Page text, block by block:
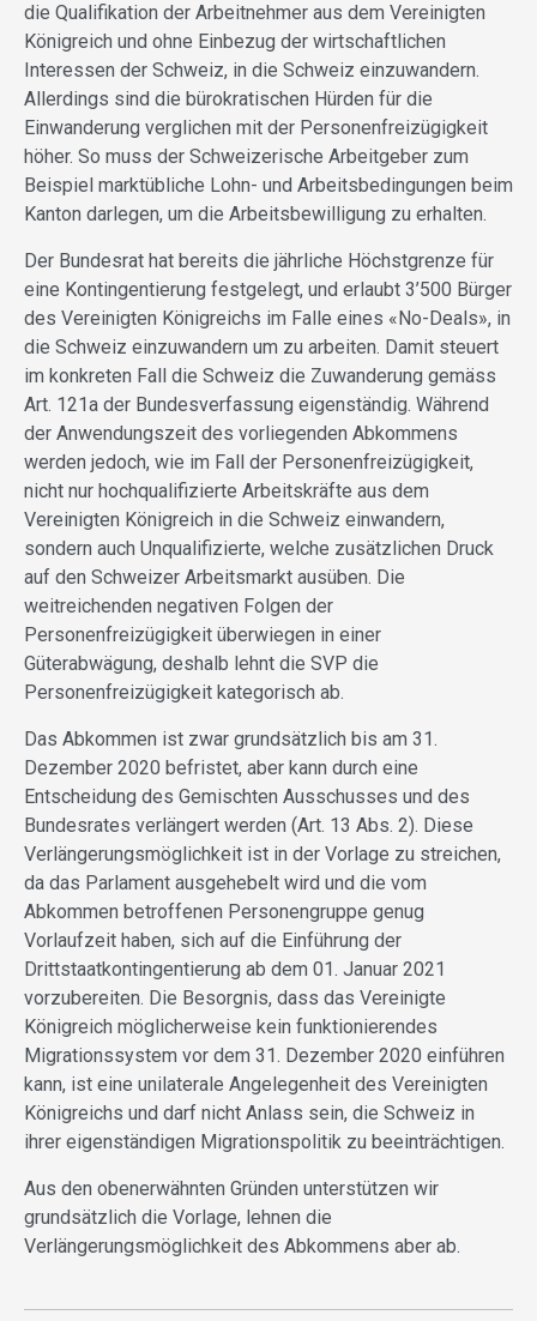
die Qualifikation der Arbeitnehmer aus dem Vereinigten
Königreich und ohne Einbezug der wirtschaftlichen
Interessen der Schweiz, in die Schweiz einzuwandern.
Allerdings sind die bürokratischen Hürden für die
Einwanderung verglichen mit der Personenfreizügigkeit
höher. So muss der Schweizerische Arbeitgeber zum
Beispiel marktübliche Lohn- und Arbeitsbedingungen beim
Kanton darlegen, um die Arbeitsbewilligung zu erhalten.
Der Bundesrat hat bereits die jährliche Höchstgrenze für
eine Kontingentierung festgelegt, und erlaubt 3’500 Bürger
des Vereinigten Königreichs im Falle eines «No-Deals», in
die Schweiz einzuwandern um zu arbeiten. Damit steuert
im konkreten Fall die Schweiz die Zuwanderung gemäss
Art. 121a der Bundesverfassung eigenständig. Während
der Anwendungszeit des vorliegenden Abkommens
werden jedoch, wie im Fall der Personenfreizügigkeit,
nicht nur hochqualifizierte Arbeitskräfte aus dem
Vereinigten Königreich in die Schweiz einwandern,
sondern auch Unqualifizierte, welche zusätzlichen Druck
auf den Schweizer Arbeitsmarkt ausüben. Die
weitreichenden negativen Folgen der
Personenfreizügigkeit überwiegen in einer
Güterabwägung, deshalb lehnt die SVP die
Personenfreizügigkeit kategorisch ab.
Das Abkommen ist zwar grundsätzlich bis am 31.
Dezember 2020 befristet, aber kann durch eine
Entscheidung des Gemischten Ausschusses und des
Bundesrates verlängert werden (Art. 13 Abs. 2). Diese
Verlängerungsmöglichkeit ist in der Vorlage zu streichen,
da das Parlament ausgehebelt wird und die vom
Abkommen betroffenen Personengruppe genug
Vorlaufzeit haben, sich auf die Einführung der
Drittstaatkontingentierung ab dem 01. Januar 2021
vorzubereiten. Die Besorgnis, dass das Vereinigte
Königreich möglicherweise kein funktionierendes
Migrationssystem vor dem 31. Dezember 2020 einführen
kann, ist eine unilaterale Angelegenheit des Vereinigten
Königreichs und darf nicht Anlass sein, die Schweiz in
ihrer eigenständigen Migrationspolitik zu beeinträchtigen.
Aus den obenerwähnten Gründen unterstützen wir
grundsätzlich die Vorlage, lehnen die
Verlängerungsmöglichkeit des Abkommens aber ab.